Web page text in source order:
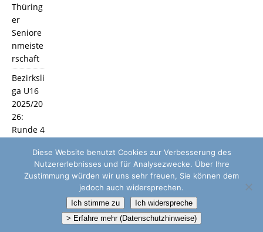
Thüring
er
Seniore
nmeiste
rschaft
Bezirksli
ga U16
2025/20
26:
Runde 4
Copyright © 2026 | WordPress Theme vonMH Themes
Diese Website benutzt Cookies zur Verbesserung des
Nutzererlebnisses und für Analysezwecke. Über Ihre
Zustimmung würden wir uns sehr freuen, Sie können dem
jedoch auch widersprechen.
Ich stimme zu
Ich widerspreche
> Erfahre mehr (Datenschutzhinweise)